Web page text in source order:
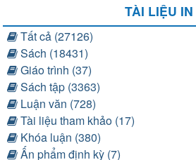
TÀI LIỆU IN
Tất cả (27126)
Sách (18431)
Giáo trình (37)
Sách tập (3363)
Luận văn (728)
Tài liệu tham khảo (17)
Khóa luận (380)
Ấn phẩm định kỳ (7)